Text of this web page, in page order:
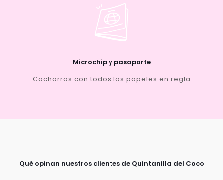
Microchip y pasaporte
Cachorros con todos los papeles en regla
Qué opinan nuestros clientes de Quintanilla del Coco